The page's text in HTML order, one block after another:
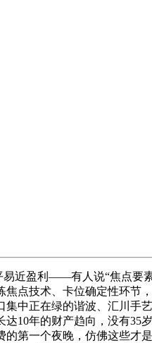
近盈利——有人说“焦点要
点技术、卡位确定性环节
中正在绿的谐波、汇川手
10年的财产趋向，没有35
第一个夜晚，仿佛这些才